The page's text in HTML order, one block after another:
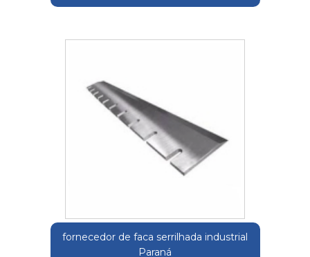
fornecedor de faca serrilhada industrial
Paraná